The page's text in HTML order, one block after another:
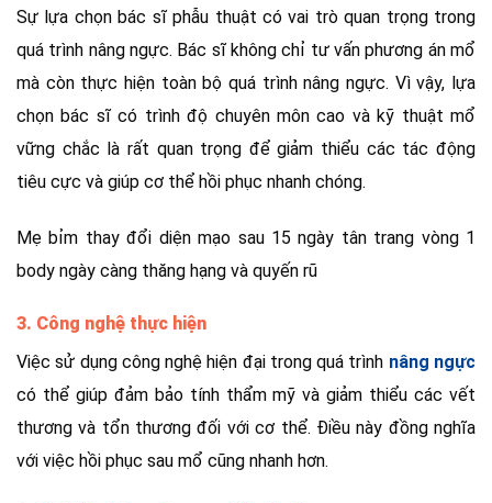
Sự lựa chọn bác sĩ phẫu thuật có vai trò quan trọng trong
quá trình nâng ngực. Bác sĩ không chỉ tư vấn phương án mổ
mà còn thực hiện toàn bộ quá trình nâng ngực. Vì vậy, lựa
chọn bác sĩ có trình độ chuyên môn cao và kỹ thuật mổ
vững chắc là rất quan trọng để giảm thiểu các tác động
tiêu cực và giúp cơ thể hồi phục nhanh chóng.
Mẹ bỉm thay đổi diện mạo sau 15 ngày tân trang vòng 1
body ngày càng thăng hạng và quyến rũ
3. Công nghệ thực hiện
Việc sử dụng công nghệ hiện đại trong quá trình nâng ngực
có thể giúp đảm bảo tính thẩm mỹ và giảm thiểu các vết
thương và tổn thương đối với cơ thể. Điều này đồng nghĩa
với việc hồi phục sau mổ cũng nhanh hơn.